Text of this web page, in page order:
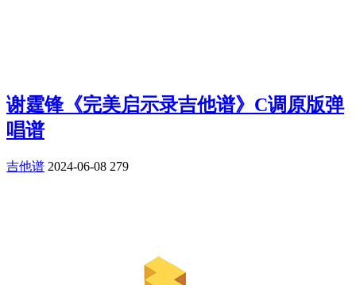
谢霆锋《完美启示录吉他谱》C调原版弹
唱谱
吉他谱 2024-06-08 279